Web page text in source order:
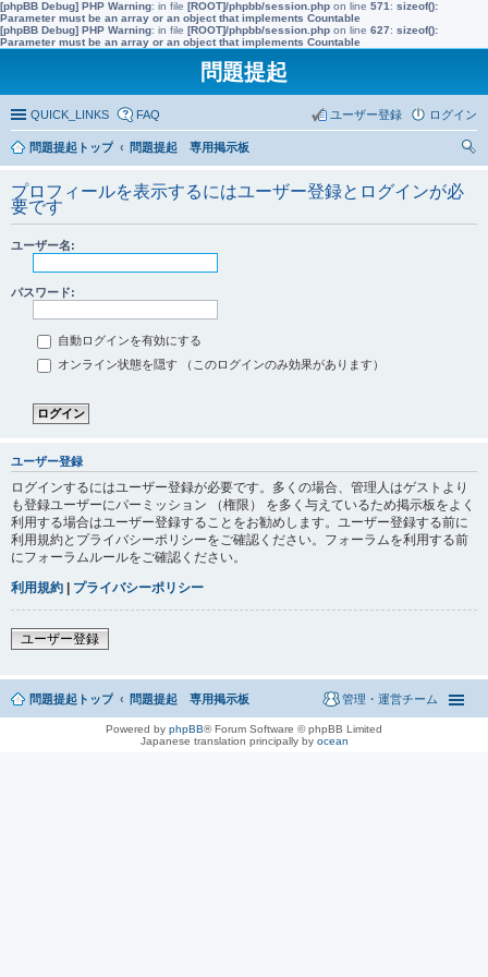
[phpBB Debug] PHP Warning: in file [ROOT]/phpbb/session.php on line 571 : sizeof():
Parameter must be an array or an object that implements Countable
[phpBB Debug] PHP Warning: in file [ROOT]/phpbb/session.php on line 627: sizeof():
Parameter must be an array or an object that implements Countable
問題提起
QUICK_LINKS FAQ ログイン
ユーザー登録
問題提起トップ
問題提起 専用掲示板
プロフィールを表示するにはユーザー登録とログインが必
要です
ユーザー名:
パスワード:
自動ログインを有効にする
オンライン状態を隠す （このログインのみ効果があります）
ユーザー登録
ログインするにはユーザー登録が必要です。多くの場合、管理人はゲストより
も登録ユーザーにパーミッション （権限） を多く与えているため掲示板をよく
利用する場合はユーザー登録することをお勧めします。ユーザー登録する前に
利用規約とプライバシーポリシーをご確認ください。フォーラムを利用する前
にフォーラムルールをご確認ください。
利用規約 | プライバシーポリシー
ユーザー登録
問題提起トップ 問題提起 専用掲示板 管理・運営チーム
Powered by phpBB® Forum Software © phpBB Limited
Japanese translation principally by ocean